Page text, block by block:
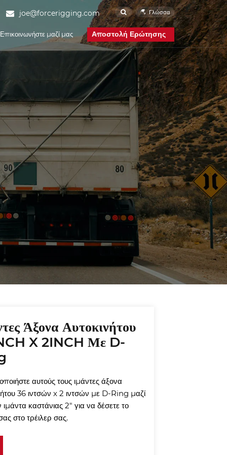
Γλώσσα
joe@forcerigging.com
Λουράκι πόρπης
κάμερας
Force Rigging is one of the
famous China Cam
Buckle Strap
manufacturers and Cam
Buckle Strap suppliers.
Our factory specializes in
manufacturing of Cam
Ατελείωτο λουρί
Force Rigging is one of the
famous China Endless
Endless Strap suppliers. If
you trust us, please
και Μηχανική Ναυτιλία και λιμάνια
FAQ
Επικοινωνήστε μαζί μας Αποστολή Ερώτησης
Άξονα Αυτοκινήτου
X 2INCH Με D-
αυτούς τους ιμάντες άξονα
36 ιντσών x 2 ιντσών με D-Ring μαζί
ιμάντα καστάνιας 2" για να δέσετε το
στο τρέιλερ σας.